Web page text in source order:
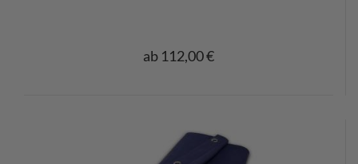
ab 112,00 €